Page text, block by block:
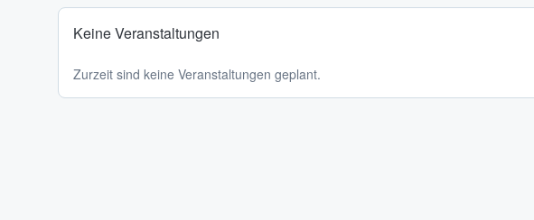
Keine Veranstaltungen
Zurzeit sind keine Veranstaltungen geplant.